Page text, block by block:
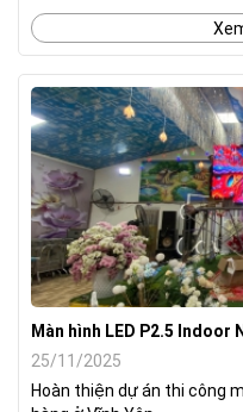
Màn hình LED P2.5 Indoor
25/11/2025
Hoàn thiện dự án thi công